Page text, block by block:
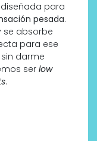
para
pesada.
se absorbe
para ese
darme
ser low
.